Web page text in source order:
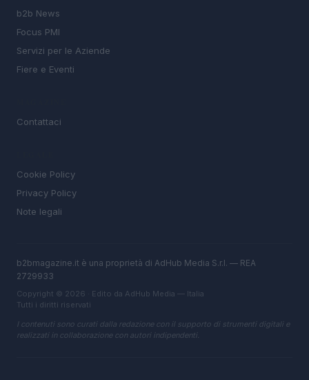
b2b News
Focus PMI
Servizi per le Aziende
Fiere e Eventi
Contattaci
Cookie Policy
Privacy Policy
Note legali
b2bmagazine.it è una proprietà di AdHub Media S.r.l. — REA
2729933
Copyright © 2026 · Edito da AdHub Media — Italia
Tutti i diritti riservati
I contenuti sono curati dalla redazione con il supporto di strumenti digitali e
realizzati in collaborazione con autori indipendenti.